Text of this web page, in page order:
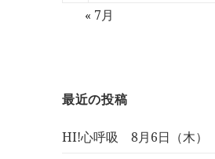
« 7月
最近の投稿
HI!心呼吸 8月6日（木）